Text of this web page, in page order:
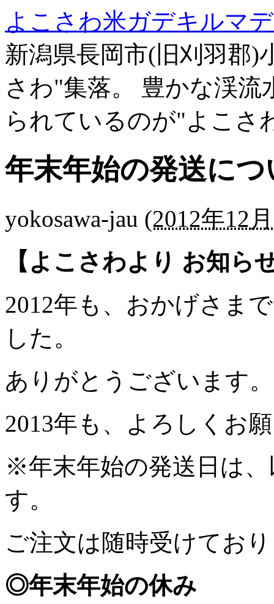
よこさわ米ガデキルマ
新潟県長岡市(旧刈羽郡
さわ"集落。 豊かな渓
られているのが"よこさ
年末年始の発送につ
yokosawa-jau (2012年12
【よこさわより お知ら
2012年も、おかげさま
した。
ありがとうございます。
2013年も、よろしくお
※年末年始の発送日は
す。
ご注文は随時受けてお
◎年末年始の休み